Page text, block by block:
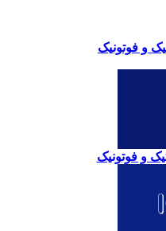
و فوتونیک
و فوتونیک